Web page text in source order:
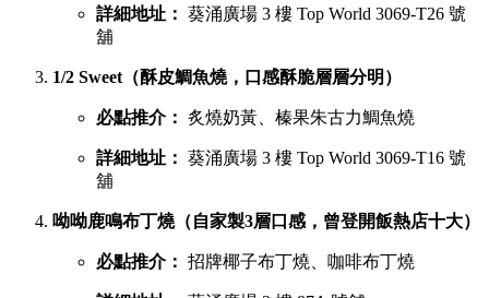
詳細地址： 葵涌廣場 3 樓 Top World 3069-T26 號
舖
1/2 Sweet（酥皮鯛魚燒，口感酥脆層層分明）
必點推介： 炙燒奶黃、榛果朱古力鯛魚燒
詳細地址： 葵涌廣場 3 樓 Top World 3069-T16 號
舖
呦呦鹿鳴布丁燒（自家製3層口感，曾登開飯熱店十大）
必點推介： 招牌椰子布丁燒、咖啡布丁燒